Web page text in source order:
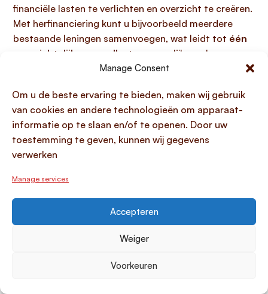
Manage Consent
Om u de beste ervaring te bieden, maken wij gebruik
van cookies en andere technologieën om apparaat-
informatie op te slaan en/of te openen. Door uw
toestemming te geven, kunnen wij gegevens
verwerken
Manage services
Accepteren
Weiger
Voorkeuren
financiële lasten te verlichten en overzicht te creëren.
Met herfinanciering kunt u bijvoorbeeld meerdere
bestaande leningen samenvoegen, wat leidt tot één
overzichtelijke maandlast en mogelijk een lagere
rentevoet, vooral als uw huidige leningen te duur zijn
beheer van maandelijks budget, doordat u de
terugbetaling over een langere looptijd kunt spreiden.
Een saneringskrediet is specifiek bedoeld voor een
beheersbare aflossing van schulden, vaak wanneer
een reguliere bank geen uitkomst biedt, en maakt
onderdeel uit van een schuldhulpverleningstraject.
Deze financiële oplossingen dragen bij aan het
verbeteren van uw geldpositie. Een
herfinanciering met betere voorwaardenkan zelfs
kredietwaardigheid op de lange termijn
verbeteren. Wel vereist herfinanciering dat de krediet